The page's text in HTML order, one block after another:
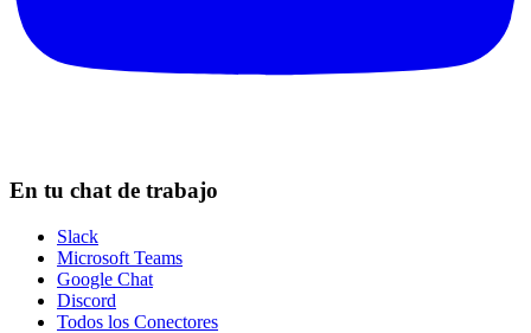
En tu chat de trabajo
Slack
Microsoft Teams
Google Chat
Discord
Todos los Conectores